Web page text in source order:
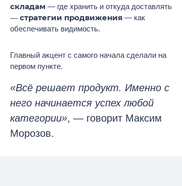
складам — где хранить и откуда доставлять
стратегии продвижения — как
обеспечивать видимость.
Главный акцент с самого начала сделали на
первом пункте.
«Всё решает продукт. Именно с
него начинается успех любой
категории», — говорит Максим
Морозов.